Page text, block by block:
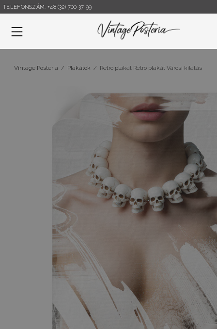
TELEFONSZÁM: +48 (32) 700 37 99
Menü
Vintage Posteria / Plakátok / Retro plakát Retro plakát Városi kilátás